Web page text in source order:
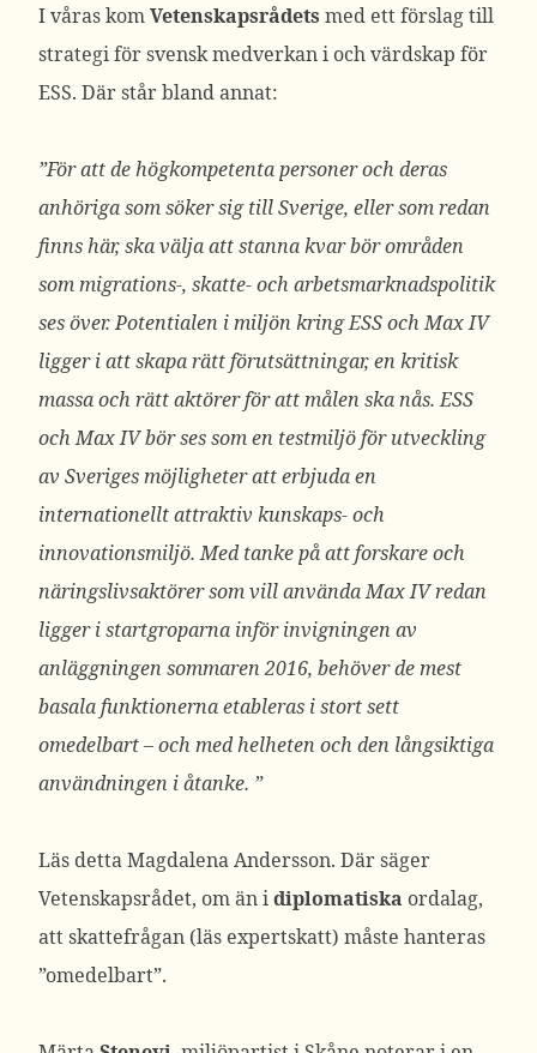
I våras komVetenskapsrådets med ett förslag till
strategi för svensk medverkan i och värdskap för
ESS. Där står bland annat:
”För att de högkompetenta personer och deras
anhöriga som söker sig till Sverige, eller som redan
finns här, ska välja att stanna kvar bör områden
som migrations-, skatte- och arbetsmarknadspolitik
ses över. Potentialen i miljön kring ESS och Max IV
ligger i att skapa rätt förutsättningar, en kritisk
massa och rätt aktörer för att målen ska nås. ESS
och Max IV bör ses som en testmiljö för utveckling
av Sveriges möjligheter att erbjuda en
internationellt attraktiv kunskaps- och
innovationsmiljö. Med tanke på att forskare och
näringslivsaktörer som vill använda Max IV redan
ligger i startgroparna inför invigningen av
anläggningen sommaren 2016, behöver de mest
basala funktionerna etableras i stort sett
omedelbart – och med helheten och den långsiktiga
användningen i åtanke. ”
Läs detta Magdalena Andersson. Där säger
Vetenskapsrådet, om än idiplomatiska ordalag,
att skattefrågan (läs expertskatt) måste hanteras
”omedelbart”.